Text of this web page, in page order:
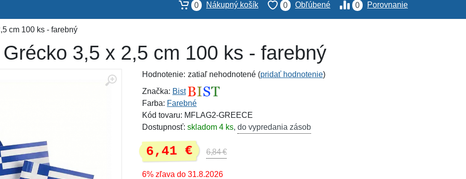
0 Porovnanie
0 Obľúbené
0 Nákupný košík
cm 100 ks - farebný
3,5 x 2,5 cm 100 ks - farebný
Hodnotenie: zatiaľ nehodnotené (pridať hodnotenie)
Značka: Bist
Farba: Farebné
Kód tovaru: MFLAG2-GREECE
Dostupnosť: skladom 4 ks, do vypredania zásob
6,41 € 6,84 €
6% zľava do 31.8.2026